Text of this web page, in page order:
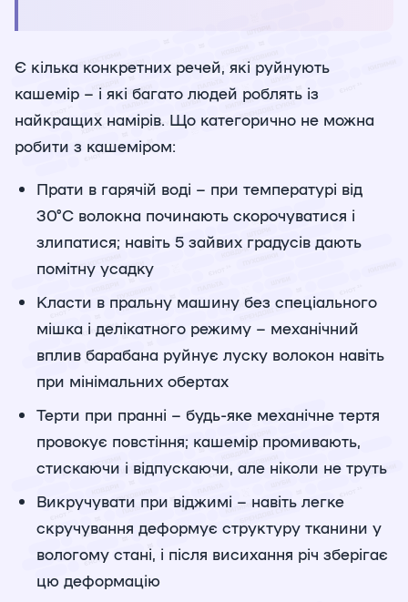
Є кілька конкретних речей, які руйнують
кашемір – і які багато людей роблять із
найкращих намірів. Що категорично не можна
робити з кашеміром:
Прати в гарячій воді – при температурі від
30°C волокна починають скорочуватися і
злипатися; навіть 5 зайвих градусів дають
помітну усадку
Класти в пральну машину без спеціального
мішка і делікатного режиму – механічний
вплив барабана руйнує луску волокон навіть
при мінімальних обертах
Терти при пранні – будь-яке механічне тертя
провокує повстіння; кашемір промивають,
стискаючи і відпускаючи, але ніколи не труть
Викручувати при віджимі – навіть легке
скручування деформує структуру тканини у
вологому стані, і після висихання річ зберігає
цю деформацію